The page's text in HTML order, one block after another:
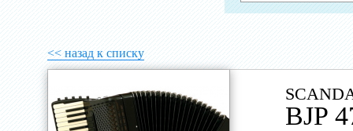
<< назад к списку
BJP